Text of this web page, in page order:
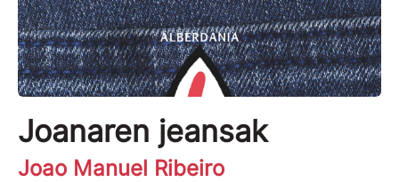
Joanaren jeansak
Joao Manuel Ribeiro